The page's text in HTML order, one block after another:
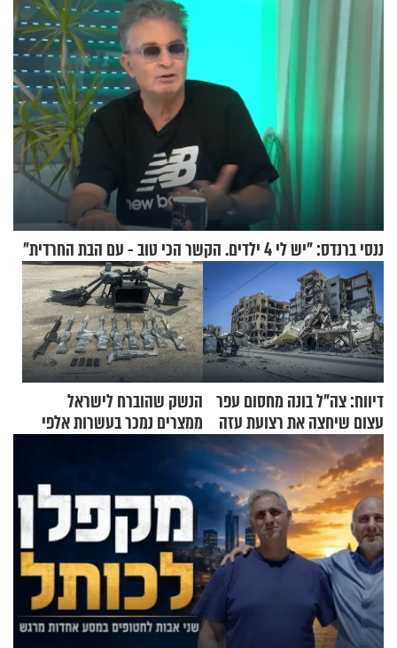
ננסי ברנדס: "יש לי 4 ילדים. הקשר הכי טוב - עם הבת החרדית"
דיווח: צה"ל בונה מחסום עפר
עצום שיחצה את רצועת עזה
לשניים
הנשק שהוברח לישראל
ממצרים נמכר בעשרות אלפי
שקלים